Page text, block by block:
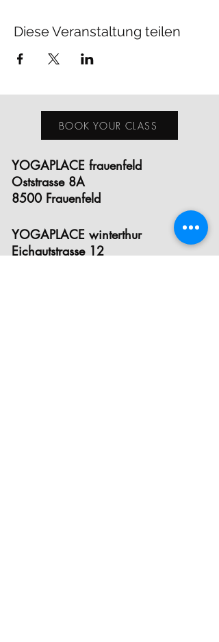
Diese Veranstaltung teilen
BOOK YOUR CLASS
YOGAPLACE frauenfeld
Oststrasse 8A
8500 Frauenfeld
YOGAPLACE winterthur
Eichgutstrasse 12